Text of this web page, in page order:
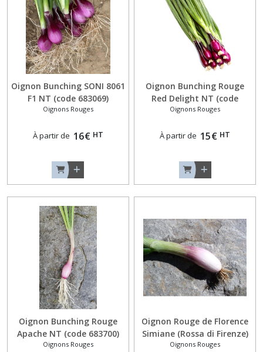
Oignon Bunching SONI 8061
F1 NT (code 683069)
Oignons Rouges
À partir de 16€ HT
Oignon Bunching Rouge
Red Delight NT (code
683068)
Oignons Rouges
À partir de 15€ HT
Oignon Bunching Rouge
Apache NT (code 683700)
Oignons Rouges
Oignon Rouge de Florence
Simiane (Rossa di Firenze)
NT (code 684499)
Oignons Rouges
Betteraves
Potagères
Rouges
(6)
Carottes
Autres
Couleurs
(6)
Carottes
Types
Carottes
Nantaises
(5)
Céleris
Raves
(1)
Choux
Navets
Rutabagas